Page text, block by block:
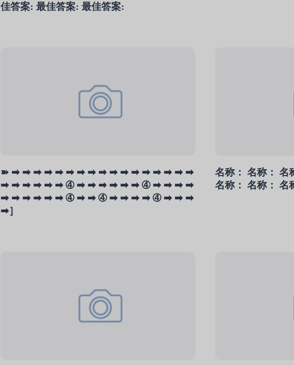
佳答案: 最佳答案: 最佳答案:
➽ ➡ ➡ ➡ ➡ ➡ ➡ ➡ ➡ ➡ ➡ ➡ ➡ ➡ ➡ ➡ ➡ ➡
➡ ➡ ➡ ➡ ➡ ➡ ➃ ➡ ➡ ➡ ➡ ➡ ➡ ➃ ➡ ➡ ➡ ➡
➡ ➡ ➡ ➡ ➡ ➡ ➃ ➡ ➡ ➃ ➡ ➡ ➡ ➡ ➃ ➡ ➡ ➡
➡］
名称： 名称： 名
名称： 名称： 名